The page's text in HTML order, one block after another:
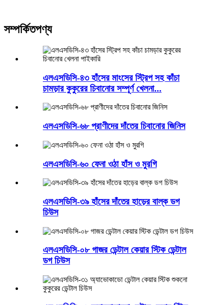
সম্পর্কিতপণ্য
এলএসডিসি-৪৩ হাঁসের মাংসের স্ট্রিপ সহ কাঁচা
চামড়ার কুকুরের চিবানোর সম্পূর্ণ খেলনা...
এলএসডিসি-৬৮ প্রাণীদের দাঁতের চিবানোর জিনিস
এলএসডিসি-৬০ ফেনা ওঠা হাঁস ও মুরগি
এলএসডিসি-৩৯ হাঁসের দাঁতের হাড়ের বাল্ক ডগ
চিউস
এলএসডিসি-০৮ গাজর ডেন্টাল কেয়ার স্টিক ডেন্টাল
ডগ চিউস